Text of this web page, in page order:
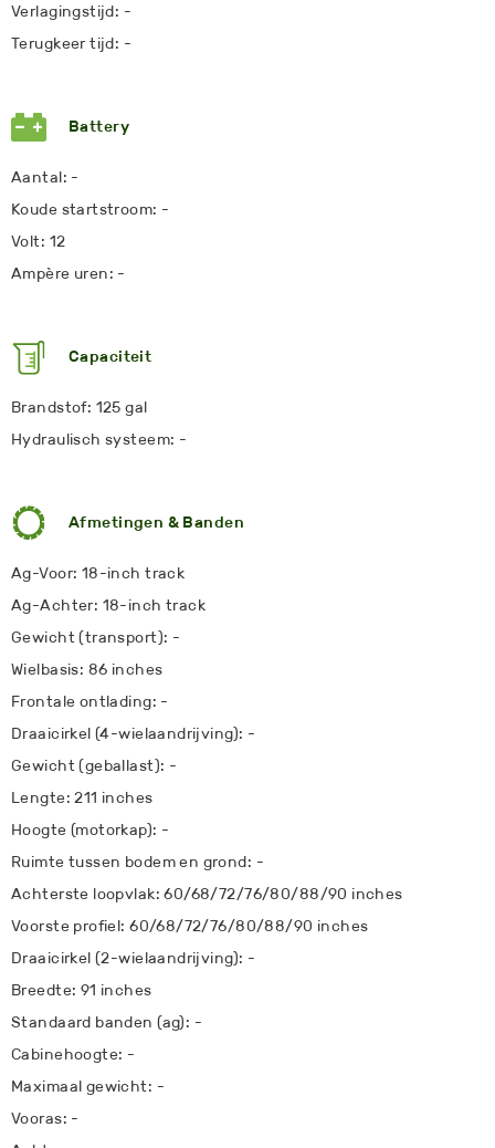
Verlagingstijd: -
Terugkeer tijd: -
Battery
Aantal: -
Koude startstroom: -
Volt: 12
Ampère uren: -
Capaciteit
Brandstof: 125 gal
Hydraulisch systeem: -
Afmetingen & Banden
Ag-Voor: 18-inch track
Ag-Achter: 18-inch track
Gewicht (transport): -
Wielbasis: 86 inches
Frontale ontlading: -
Draaicirkel (4-wielaandrijving): -
Gewicht (geballast): -
Lengte: 211 inches
Hoogte (motorkap): -
Ruimte tussen bodem en grond: -
Achterste loopvlak: 60/68/72/76/80/88/90 inches
Voorste profiel: 60/68/72/76/80/88/90 inches
Draaicirkel (2-wielaandrijving): -
Breedte: 91 inches
Standaard banden (ag): -
Cabinehoogte: -
Maximaal gewicht: -
Vooras: -